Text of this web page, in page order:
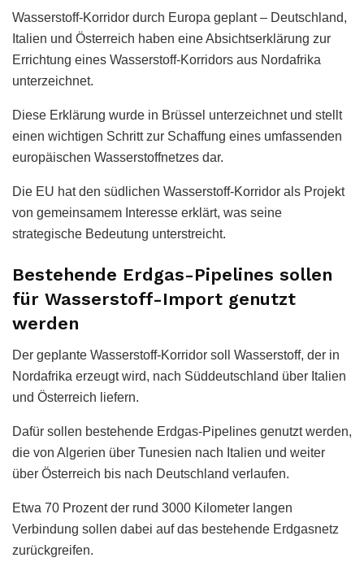
Wasserstoff-Korridor durch Europa geplant – Deutschland,
Italien und Österreich haben eine Absichtserklärung zur
Errichtung eines Wasserstoff-Korridors aus Nordafrika
unterzeichnet.
Diese Erklärung wurde in Brüssel unterzeichnet und stellt
einen wichtigen Schritt zur Schaffung eines umfassenden
europäischen Wasserstoffnetzes dar.
Die EU hat den südlichen Wasserstoff-Korridor als Projekt
von gemeinsamem Interesse erklärt, was seine
strategische Bedeutung unterstreicht.
Bestehende Erdgas-Pipelines sollen
für Wasserstoff-Import genutzt
werden
Der geplante Wasserstoff-Korridor soll Wasserstoff, der in
Nordafrika erzeugt wird, nach Süddeutschland über Italien
und Österreich liefern.
Dafür sollen bestehende Erdgas-Pipelines genutzt werden,
die von Algerien über Tunesien nach Italien und weiter
über Österreich bis nach Deutschland verlaufen.
Etwa 70 Prozent der rund 3000 Kilometer langen
Verbindung sollen dabei auf das bestehende Erdgasnetz
zurückgreifen.